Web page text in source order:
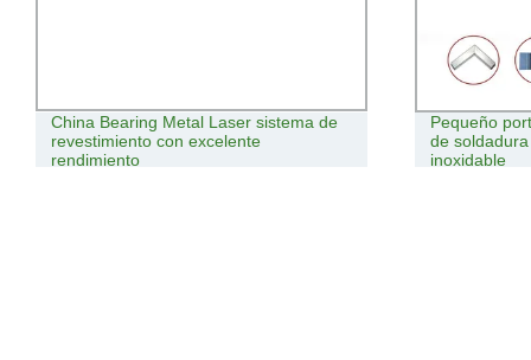
China Bearing Metal Laser sistema de
revestimiento con excelente
rendimiento
Pequeño
de
inoxidable